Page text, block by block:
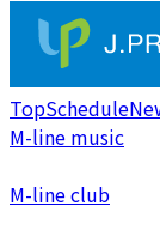
TopSchedule
M-line music
M-line club